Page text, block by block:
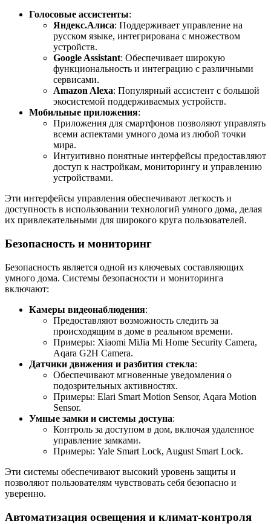
Голосовые ассистенты:
Яндекс.Алиса: Поддерживает управление на
русском языке, интегрирована с множеством
устройств.
Google Assistant: Обеспечивает широкую
функциональность и интеграцию с различными
сервисами.
Amazon Alexa: Популярный ассистент с большой
экосистемой поддерживаемых устройств.
Мобильные приложения:
Приложения для смартфонов позволяют управлять
всеми аспектами умного дома из любой точки
мира.
Интуитивно понятные интерфейсы предоставляют
доступ к настройкам, мониторингу и управлению
устройствами.
Эти интерфейсы управления обеспечивают легкость и
доступность в использовании технологий умного дома, делая
их привлекательными для широкого круга пользователей.
Безопасность и мониторинг
Безопасность является одной из ключевых составляющих
умного дома. Системы безопасности и мониторинга
включают:
Камеры видеонаблюдения:
Предоставляют возможность следить за
происходящим в доме в реальном времени.
Примеры: Xiaomi MiJia Mi Home Security Camera,
Aqara G2H Camera.
Датчики движения и разбития стекла:
Обеспечивают мгновенные уведомления о
подозрительных активностях.
Примеры: Elari Smart Motion Sensor, Aqara Motion
Sensor.
Умные замки и системы доступа:
Контроль за доступом в дом, включая удаленное
управление замками.
Примеры: Yale Smart Lock, August Smart Lock.
Эти системы обеспечивают высокий уровень защиты и
позволяют пользователям чувствовать себя безопасно и
уверенно.
Автоматизация освещения и климат-контроля